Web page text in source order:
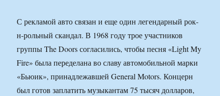
С рекламой авто связан и еще один легендарный рок-
н-рольный скандал. В 1968 году трое участников
группы The Doors согласились, чтобы песня «Light My
Fire» была переделана во славу автомобильной марки
«Бьюик», принадлежавшей General Motors. Концерн
был готов заплатить музыкантам 75 тысяч долларов,